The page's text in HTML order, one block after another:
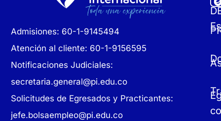
Admisiones: 60-1-9145494
Atención al cliente: 60-1-9156595
Notificaciones Judiciales:
secretaria.general@pi.edu.co
Solicitudes de Egresados y Practicantes:
jefe.bolsaempleo@pi.edu.co